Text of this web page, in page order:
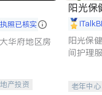
执照已核实
华府地区房
地产投资
阳光保
阳光保
间护理
老年中心